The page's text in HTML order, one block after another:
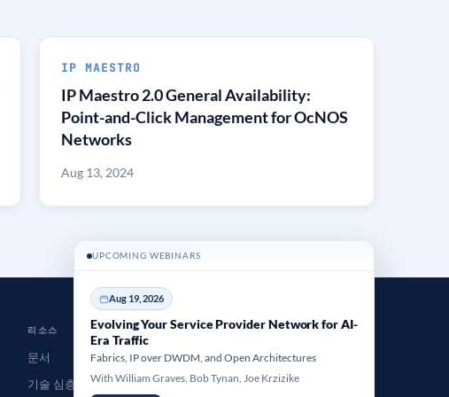
IP MAESTRO
IP Maestro 2.0 General Availability:
Point-and-Click Management for OcNOS
Networks
Aug 13, 2024
리소스
문서
기술 심층 분석
회사 소개
IPI 소개
뉴스 및 보도
UPCOMING WEBINARS
Aug 19, 2026
Evolving Your Service Provider Network for AI-
Era Traffic
Fabrics, IP over DWDM, and Open Architectures
With William Graves, Bob Tynan, Joe Krzizike